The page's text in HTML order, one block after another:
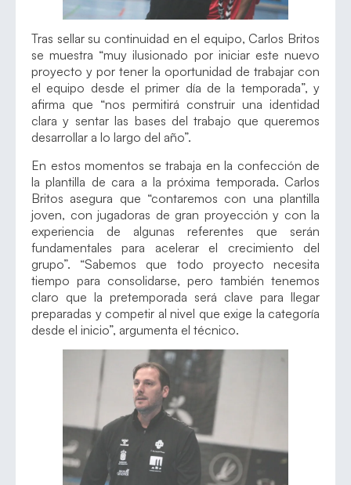
Tras sellar su continuidad en el equipo, Carlos Britos
se muestra “muy ilusionado por iniciar este nuevo
proyecto y por tener la oportunidad de trabajar con
el equipo desde el primer día de la temporada”, y
afirma que “nos permitirá construir una identidad
clara y sentar las bases del trabajo que queremos
desarrollar a lo largo del año”.
En estos momentos se trabaja en la confección de
la plantilla de cara a la próxima temporada. Carlos
Britos asegura que “contaremos con una plantilla
joven, con jugadoras de gran proyección y con la
experiencia de algunas referentes que serán
fundamentales para acelerar el crecimiento del
grupo”. “Sabemos que todo proyecto necesita
tiempo para consolidarse, pero también tenemos
claro que la pretemporada será clave para llegar
preparadas y competir al nivel que exige la categoría
desde el inicio”, argumenta el técnico.